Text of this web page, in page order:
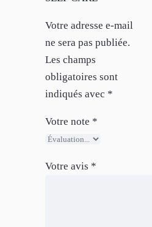
Votre adresse e-mail
ne sera pas publiée.
Les champs
obligatoires sont
indiqués avec *
Votre note *
Votre avis *